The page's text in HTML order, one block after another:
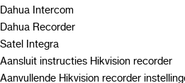
Dahua Intercom
Dahua Recorder
Satel Integra
Aansluit instructies Hikvision recorder
Aanvullende Hikvision recorder